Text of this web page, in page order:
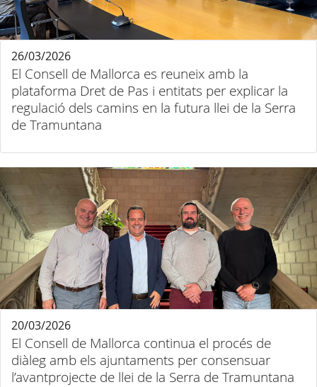
El Consell de Mallorca es reuneix amb la
plataforma Dret de Pas i entitats per explicar la
regulació dels camins en la futura llei de la Serra
de Tramuntana
26/03/2026
El Consell de Mallorca continua el procés de
diàleg amb els ajuntaments per consensuar
l’avantprojecte de llei de la Serra de Tramuntana
20/03/2026